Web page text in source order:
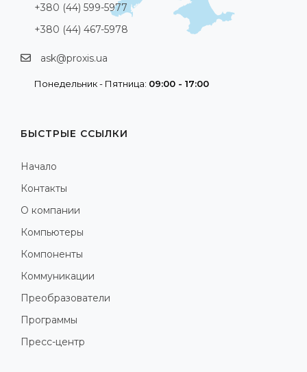
+380 (44) 599-5977
+380 (44) 467-5978
ask@proxis.ua
Понедельник - Пятница: 09:00 - 17:00
БЫСТРЫЕ ССЫЛКИ
Начало
Контакты
О компании
Компьютеры
Компоненты
Коммуникации
Преобразователи
Программы
Пресс-центр